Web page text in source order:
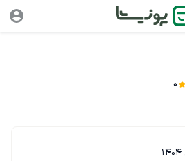
0